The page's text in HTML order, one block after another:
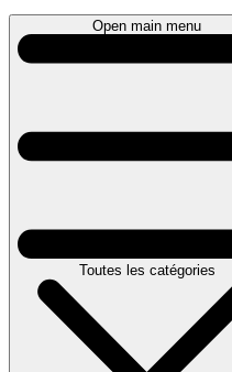
Open main menu
Toutes les catégories